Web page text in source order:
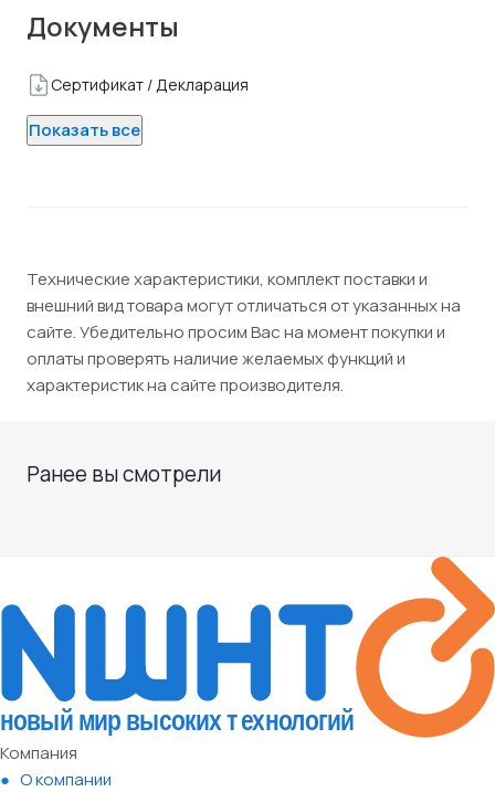
Документы
Сертификат / Декларация
Показать все
Технические характеристики, комплект поставки и
внешний вид товара могут отличаться от указанных на
сайте. Убедительно просим Вас на момент покупки и
оплаты проверять наличие желаемых функций и
характеристик на сайте производителя.
Ранее вы смотрели
Компания
О компании